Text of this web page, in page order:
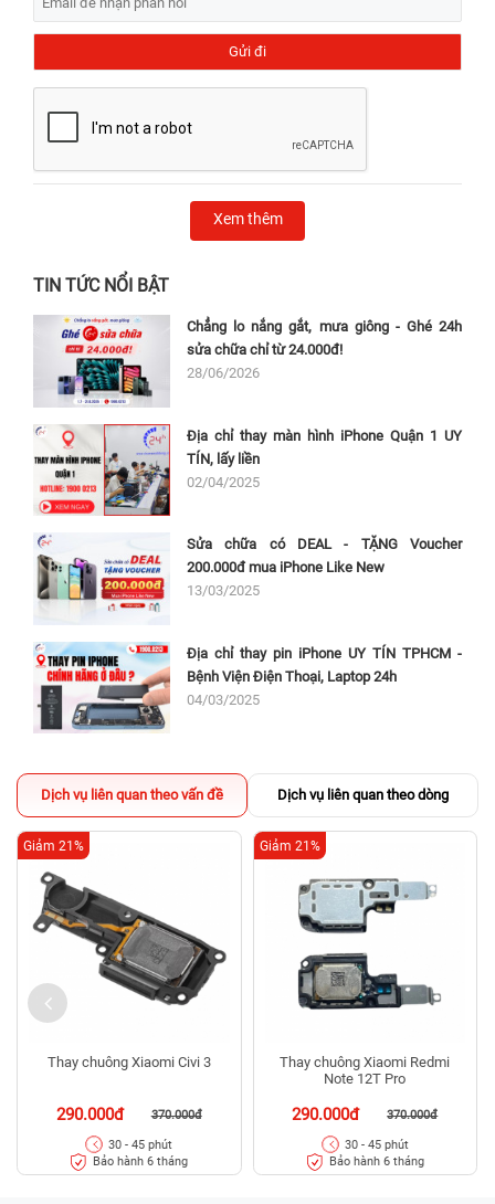
Xem thêm
TIN TỨC NỔI BẬT
Chẳng lo nắng gắt, mưa giông - Ghé 24h
sửa chữa chỉ từ 24.000đ!
28/06/2026
Địa chỉ thay màn hình iPhone Quận 1 UY
TÍN, lấy liền
02/04/2025
Sửa chữa có DEAL - TẶNG Voucher
200.000đ mua iPhone Like New
13/03/2025
Địa chỉ thay pin iPhone UY TÍN TPHCM -
Bệnh Viện Điện Thoại, Laptop 24h
04/03/2025
Dịch vụ liên quan theo vấn đề Dịch vụ liên quan theo dòng
Thay chuông Xiaomi Civi 3
290.000đ 370.000đ
Giảm 21%
30 - 45 phút
Bảo hành 6 tháng
Thay chuông Xiaomi Redmi
Note 12T Pro
290.000đ 370.000đ
Giảm 21%
30 - 45 phút
Bảo hành 6 tháng